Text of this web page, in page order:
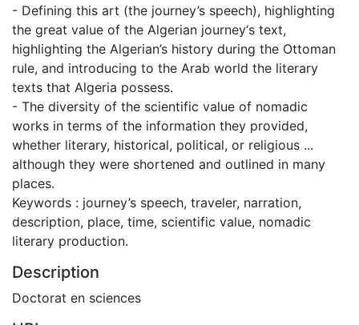
- Defining this art (the journey’s speech), highlighting
the great value of the Algerian journey‘s text,
highlighting the Algerian’s history during the Ottoman
rule, and introducing to the Arab world the literary
texts that Algeria possess.
- The diversity of the scientific value of nomadic
works in terms of the information they provided,
whether literary, historical, political, or religious ...
although they were shortened and outlined in many
places.
Keywords : journey’s speech, traveler, narration,
description, place, time, scientific value, nomadic
literary production.
Description
Doctorat en sciences